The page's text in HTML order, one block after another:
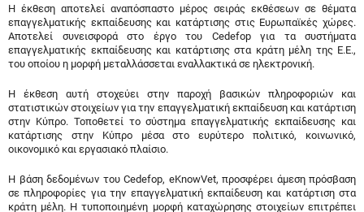
Η έκθεση αποτελεί αναπόσπαστο μέρος σειράς εκθέσεων σε θέματα
επαγγελματικής εκπαίδευσης και κατάρτισης στις Ευρωπαϊκές χώρες.
Αποτελεί συνεισφορά στο έργο του Cedefop για τα συστήματα
επαγγελματικής εκπαίδευσης και κατάρτισης στα κράτη μέλη της Ε.Ε.,
του οποίου η μορφή μεταλλάσσεται εναλλακτικά σε ηλεκτρονική.
Η έκθεση αυτή στοχεύει στην παροχή βασικών πληροφοριών και
στατιστικών στοιχείων για την επαγγελματική εκπαίδευση και κατάρτιση
στην Κύπρο. Τοποθετεί το σύστημα επαγγελματικής εκπαίδευσης και
κατάρτισης στην Κύπρο μέσα στο ευρύτερο πολιτικό, κοινωνικό,
οικονομικό και εργασιακό πλαίσιο.
Η βάση δεδομένων του Cedefop, eKnowVet, προσφέρει άμεση πρόσβαση
σε πληροφορίες για την επαγγελματική εκπαίδευση και κατάρτιση στα
κράτη μέλη. Η τυποποιημένη μορφή καταχώρησης στοιχείων επιτρέπει